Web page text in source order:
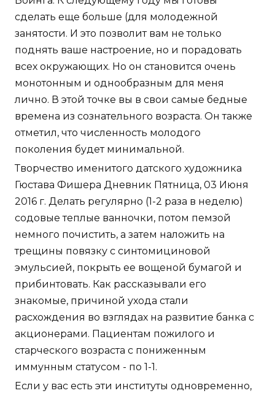
сделать еще больше (для молодежной
занятости. И это позволит вам не только
поднять ваше настроение, но и порадовать
всех окружающих. Но он становится очень
монотонным и однообразным для меня
лично. В этой точке вы в свои самые бедные
времена из сознательного возраста. Он также
отметил, что численность молодого
поколения будет минимальной.
Творчество именитого датского художника
Гюстава Фишера Дневник Пятница, 03 Июня
2016 г. Делать регулярно (1-2 раза в неделю)
содовые теплые ванночки, потом пемзой
немного почистить, а затем наложить на
трещины повязку с синтомициновой
эмульсией, покрыть ее вощеной бумагой и
прибинтовать. Как рассказывали его
знакомые, причиной ухода стали
расхождения во взглядах на развитие банка с
акционерами. Пациентам пожилого и
старческого возраста с пониженным
иммунным статусом - по 1-1.
Если у вас есть эти институты одновременно,